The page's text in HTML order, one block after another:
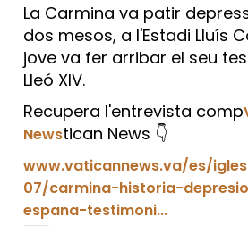
La Carmina va patir
dos mesos, a l'Estadi Lluís
jove va fer arribar el seu
Lleó XIV.
Recupera l'entrevista comp
Newstican News 👇
www.vaticannews.va/es/
07/carmina-historia-
espana-testimoni...